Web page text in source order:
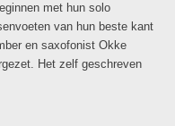
met hun solo
van hun beste kant
en saxofonist Okke
Het zelf geschreven